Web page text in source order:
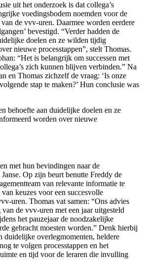
uit het onderzoek is dat collega’s
voedingsbodem noemden voor de
de vvv-uren. Daarmee worden eerdere
bevestigd. “Verder hadden de
doelen en ze wilden tijdig
nieuwe processtappen”, stelt Thomas.
“Het is belangrijk om successen met
zich kunnen blijven verbinden.” Na
en Thomas zichzelf de vraag: ‘Is onze
stap te maken?’ Hun conclusie was
behoefte aan duidelijke doelen en ze
worden over nieuwe
met hun bevindingen naar de
Op zijn beurt benutte Freddy de
van relevante informatie te
keuzes voor een succesvolle
uren. Thomas vat samen: “Ons advies
de vvv-uren met een jaar uitgesteld
het pauzejaar de noodzakelijke
gebracht moesten worden.” Denk hierbij
duidelijke overlegmomenten, heldere
te volgen processtappen en het
en tijd voor de leraren die invulling